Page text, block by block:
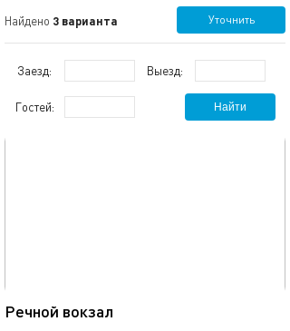
Найдено 3 варианта Уточнить
Заезд: Выезд:
Гостей: Найти
Речной вокзал